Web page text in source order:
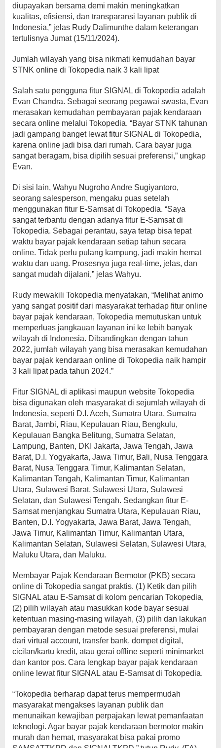
diupayakan bersama demi makin meningkatkan
kualitas, efisiensi, dan transparansi layanan publik di
Indonesia,” jelas Rudy Dalimunthe dalam keterangan
tertulisnya Jumat (15/11/2024).
Jumlah wilayah yang bisa nikmati kemudahan bayar
STNK online di Tokopedia naik 3 kali lipat
Salah satu pengguna fitur SIGNAL di Tokopedia adalah
Evan Chandra. Sebagai seorang pegawai swasta, Evan
merasakan kemudahan pembayaran pajak kendaraan
secara online melalui Tokopedia. “Bayar STNK tahunan
jadi gampang banget lewat fitur SIGNAL di Tokopedia,
karena online jadi bisa dari rumah. Cara bayar juga
sangat beragam, bisa dipilih sesuai preferensi,” ungkap
Evan.
Di sisi lain, Wahyu Nugroho Andre Sugiyantoro,
seorang salesperson, mengaku puas setelah
menggunakan fitur E-Samsat di Tokopedia. “Saya
sangat terbantu dengan adanya fitur E-Samsat di
Tokopedia. Sebagai perantau, saya tetap bisa tepat
waktu bayar pajak kendaraan setiap tahun secara
online. Tidak perlu pulang kampung, jadi makin hemat
waktu dan uang. Prosesnya juga real-time, jelas, dan
sangat mudah dijalani,” jelas Wahyu.
Rudy mewakili Tokopedia menyatakan, “Melihat animo
yang sangat positif dari masyarakat terhadap fitur online
bayar pajak kendaraan, Tokopedia memutuskan untuk
memperluas jangkauan layanan ini ke lebih banyak
wilayah di Indonesia. Dibandingkan dengan tahun
2022, jumlah wilayah yang bisa merasakan kemudahan
bayar pajak kendaraan online di Tokopedia naik hampir
3 kali lipat pada tahun 2024.”
Fitur SIGNAL di aplikasi maupun website Tokopedia
bisa digunakan oleh masyarakat di sejumlah wilayah di
Indonesia, seperti D.I. Aceh, Sumatra Utara, Sumatra
Barat, Jambi, Riau, Kepulauan Riau, Bengkulu,
Kepulauan Bangka Belitung, Sumatra Selatan,
Lampung, Banten, DKI Jakarta, Jawa Tengah, Jawa
Barat, D.I. Yogyakarta, Jawa Timur, Bali, Nusa Tenggara
Barat, Nusa Tenggara Timur, Kalimantan Selatan,
Kalimantan Tengah, Kalimantan Timur, Kalimantan
Utara, Sulawesi Barat, Sulawesi Utara, Sulawesi
Selatan, dan Sulawesi Tengah. Sedangkan fitur E-
Samsat menjangkau Sumatra Utara, Kepulauan Riau,
Banten, D.I. Yogyakarta, Jawa Barat, Jawa Tengah,
Jawa Timur, Kalimantan Timur, Kalimantan Utara,
Kalimantan Selatan, Sulawesi Selatan, Sulawesi Utara,
Maluku Utara, dan Maluku.
Membayar Pajak Kendaraan Bermotor (PKB) secara
online di Tokopedia sangat praktis. (1) Ketik dan pilih
SIGNAL atau E-Samsat di kolom pencarian Tokopedia,
(2) pilih wilayah atau masukkan kode bayar sesuai
ketentuan masing-masing wilayah, (3) pilih dan lakukan
pembayaran dengan metode sesuai preferensi, mulai
dari virtual account, transfer bank, dompet digital,
cicilan/kartu kredit, atau gerai offline seperti minimarket
dan kantor pos. Cara lengkap bayar pajak kendaraan
online lewat fitur SIGNAL atau E-Samsat di Tokopedia.
“Tokopedia berharap dapat terus mempermudah
masyarakat mengakses layanan publik dan
menunaikan kewajiban perpajakan lewat pemanfaatan
teknologi. Agar bayar pajak kendaraan bermotor makin
murah dan hemat, masyarakat bisa pakai promo